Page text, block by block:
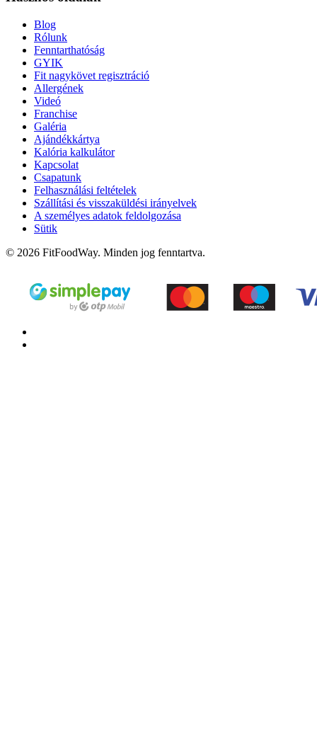
Blog
Rólunk
Fenntarthatóság
GYIK
Fit nagykövet regisztráció
Allergének
Videó
Franchise
Galéria
Ajándékkártya
Kalória kalkulátor
Kapcsolat
Csapatunk
Felhasználási feltételek
Szállítási és visszaküldési irányelvek
A személyes adatok feldolgozása
Sütik
© 2026 FitFoodWay. Minden jog fenntartva.